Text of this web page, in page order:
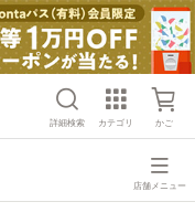
詳細検索 カテゴリ かご
店舗メニュー